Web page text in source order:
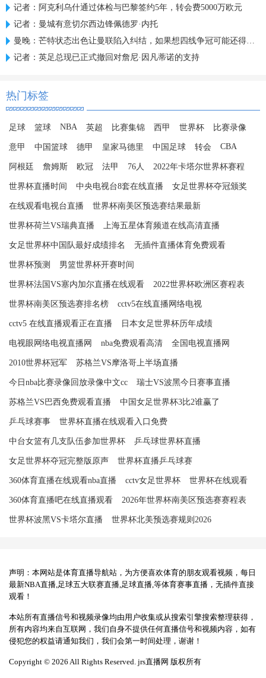
记者：阿克利乌什通过体检与巴黎签约5年，转会费5000万欧元
记者：曼城有意切尔西边锋佩德罗·内托
曼晚：芒特状态出色让曼联陷入纠结，如果想四线争冠可能还得买人
记者：英足总现已正式撤回对詹尼·因凡蒂诺的支持
热门标签
足球 篮球 NBA 英超 比赛集锦 西甲 世界杯 比赛录像
意甲 中国篮球 德甲 皇家马德里 中国足球 转会 CBA
阿根廷 詹姆斯 欧冠 法甲 76人 2022年卡塔尔世界杯赛程
世界杯直播时间 中央电视台8套在线直播 女足世界杯夺冠颁奖
在线观看电视台直播 世界杯南美区预选赛结果最新
世界杯荷兰VS瑞典直播 上海五星体育频道在线高清直播
女足世界杯中国队最好成绩排名 无插件直播体育免费观看
世界杯预测 男篮世界杯开赛时间
世界杯法国VS塞内加尔直播在线观看 2022世界杯欧洲区赛程表
世界杯南美区预选赛排名榜 cctv5在线直播网络电视
cctv5 在线直播观看正在直播 日本女足世界杯历年成绩
电视眼网络电视直播网 nba免费观看高清 全国电视直播网
2010世界杯冠军 苏格兰VS摩洛哥上半场直播
今日nba比赛录像回放录像中文cc 瑞士VS波黑今日赛事直播
苏格兰VS巴西免费观看直播 中国女足世界杯3比2谁赢了
乒乓球赛事 世界杯直播在线观看入口免费
中台女篮有几支队伍参加世界杯 乒乓球世界杯直播
女足世界杯夺冠完整版原声 世界杯直播乒乓球赛
360体育直播在线观看nba直播 cctv女足世界杯 世界杯在线观看
360体育直播吧在线直播观看 2026年世界杯南美区预选赛赛程表
世界杯波黑VS卡塔尔直播 世界杯北美预选赛规则2026
声明：本网站是体育直播导航站，为方便喜欢体育的朋友观看视频，每日
最新NBA直播,足球五大联赛直播,足球直播,等体育赛事直播，无插件直接
观看！
本站所有直播信号和视频录像均由用户收集或从搜索引擎搜索整理获得，
所有内容均来自互联网，我们自身不提供任何直播信号和视频内容，如有
侵犯您的权益请通知我们，我们会第一时间处理，谢谢！
Copyright © 2026 All Rights Reserved. jrs直播网 版权所有